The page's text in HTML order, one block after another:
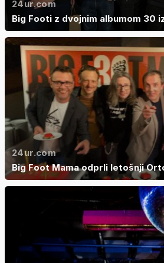
24ur.com
Big Footi z dvojnim albumom 30
24ur.com
Big Foot Mama odprli letošnji